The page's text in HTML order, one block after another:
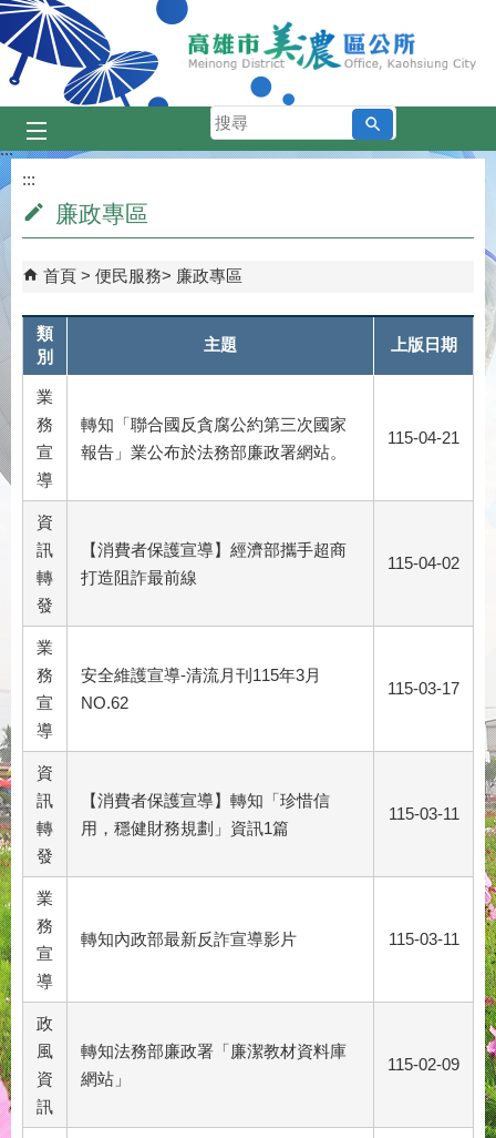
跳到主要內容區塊
搜
尋
:::
:::
廉政專區
首頁 便民服務 廉政專區
類
別
主題 上版日期
業
務
宣
導
轉知「聯合國反貪腐公約第三次國家
報告」業公布於法務部廉政署網站。
115-04-21
資
訊
轉
發
【消費者保護宣導】經濟部攜手超商
打造阻詐最前線
115-04-02
業
務
宣
導
安全維護宣導-清流月刊115年3月
NO.62
115-03-17
資
訊
轉
發
【消費者保護宣導】轉知「珍惜信
用，穩健財務規劃」資訊1篇
115-03-11
業
務
宣
導
轉知內政部最新反詐宣導影片 115-03-11
政
風
資
訊
轉知法務部廉政署「廉潔教材資料庫
網站」
115-02-09